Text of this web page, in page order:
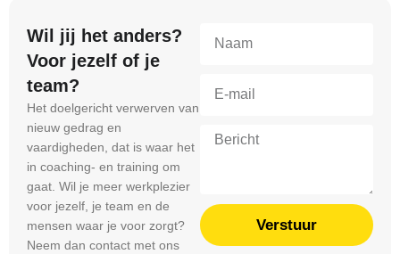
Wil jij het anders?
Voor jezelf of je
team?
Het doelgericht verwerven van
nieuw gedrag en
vaardigheden, dat is waar het
in coaching- en training om
gaat. Wil je meer werkplezier
voor jezelf, je team en de
mensen waar je voor zorgt?
Neem dan contact met ons
Verstuur